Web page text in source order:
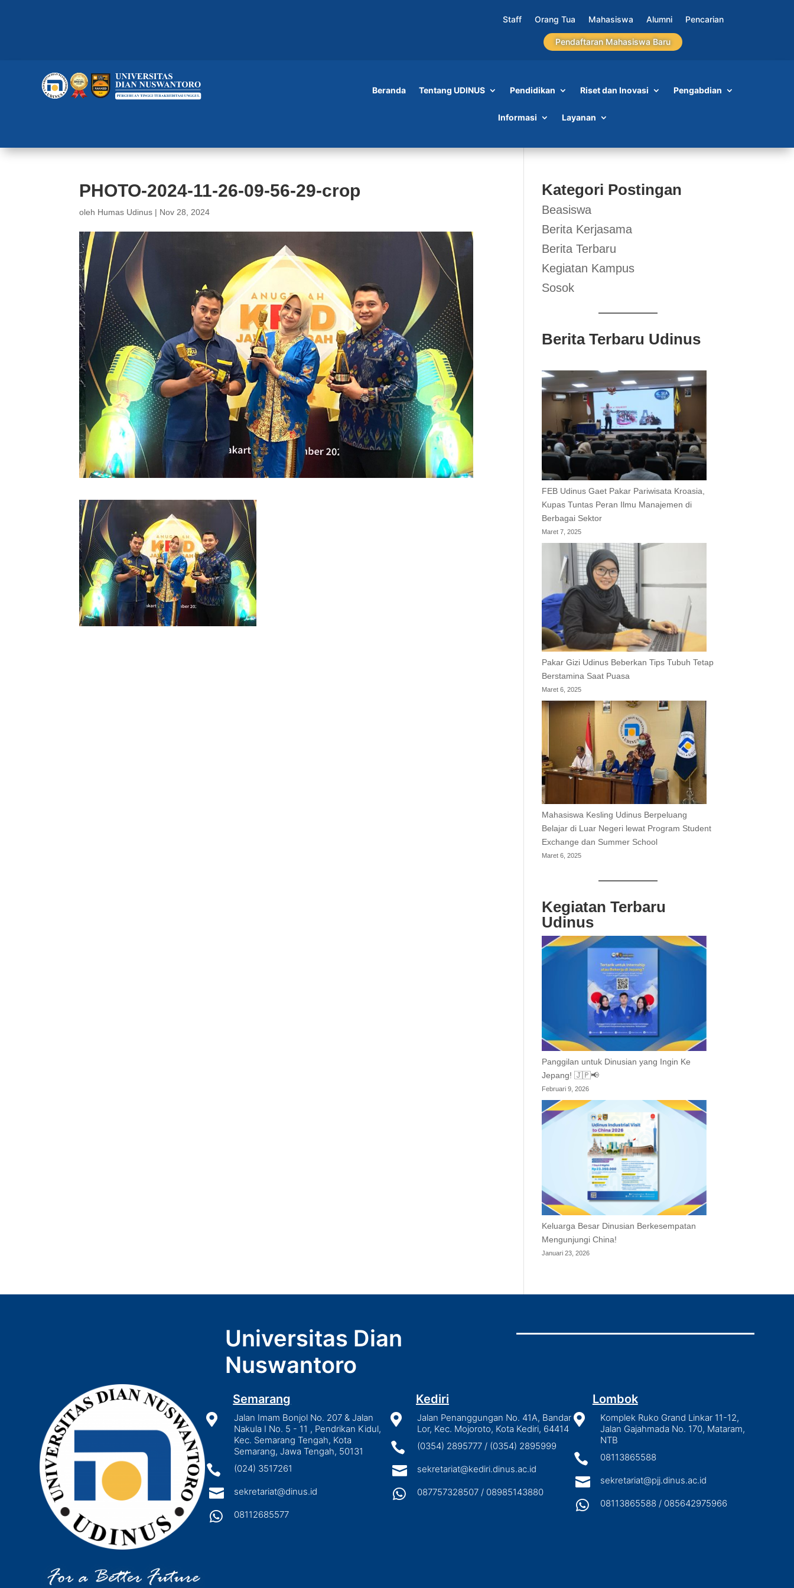
Staff Orang Tua Mahasiswa Alumni Pencarian
Pendaftaran Mahasiswa Baru
Beranda Tentang UDINUS Pendidikan Riset dan Inovasi Pengabdian
Informasi Layanan
PHOTO-2024-11-26-09-56-29-crop
oleh Humas Udinus | Nov 28, 2024
Kategori Postingan
Beasiswa
Berita Kerjasama
Berita Terbaru
Kegiatan Kampus
Sosok
Berita Terbaru Udinus
FEB Udinus Gaet Pakar Pariwisata Kroasia,
Kupas Tuntas Peran Ilmu Manajemen di
Berbagai Sektor
Maret 7, 2025
Pakar Gizi Udinus Beberkan Tips Tubuh Tetap
Berstamina Saat Puasa
Maret 6, 2025
Mahasiswa Kesling Udinus Berpeluang
Belajar di Luar Negeri lewat Program Student
Exchange dan Summer School
Maret 6, 2025
Kegiatan Terbaru
Udinus
Panggilan untuk Dinusian yang Ingin Ke
Jepang! 🇯🇵📢
Februari 9, 2026
Keluarga Besar Dinusian Berkesempatan
Mengunjungi China!
Januari 23, 2026
Universitas Dian
Nuswantoro
Semarang

Jalan Imam Bonjol No. 207 & Jalan
Nakula I No. 5 - 11 , Pendrikan Kidul,
Kec. Semarang Tengah, Kota
Semarang, Jawa Tengah, 50131
 (024) 3517261
 sekretariat@dinus.id
 08112685577
Kediri

Jalan Penanggungan No. 41A, Bandar
Lor, Kec. Mojoroto, Kota Kediri, 64414
 (0354) 2895777 / (0354) 2895999
 sekretariat@kediri.dinus.ac.id
 087757328507 / 08985143880
Lombok

Komplek Ruko Grand Linkar 11-12,
Jalan Gajahmada No. 170, Mataram,
NTB
 08113865588
 sekretariat@pjj.dinus.ac.id
 08113865588 / 085642975966